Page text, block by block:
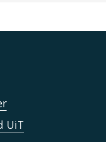
UiT